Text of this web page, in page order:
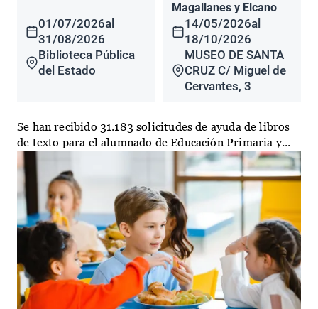
01/07/2026al
31/08/2026
Biblioteca Pública
del Estado
Magallanes y Elcano
14/05/2026al
18/10/2026
MUSEO DE SANTA
CRUZ C/ Miguel de
Cervantes, 3
Se han recibido 31.183 solicitudes de ayuda de libros
de texto para el alumnado de Educación Primaria y...